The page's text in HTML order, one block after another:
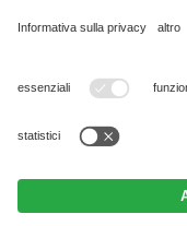
Part. IVA
cookie